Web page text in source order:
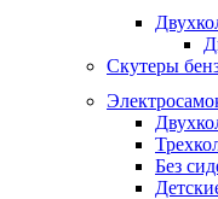
Скутеры
Без